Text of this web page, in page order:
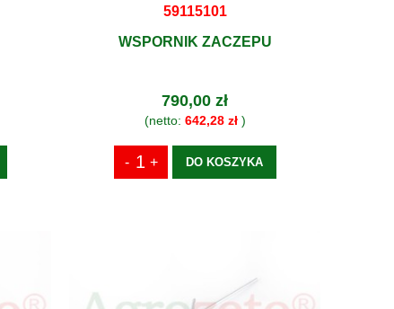
59115101
WSPORNIK ZACZEPU
790,00 zł
(netto: 642,28 zł)
DO KOSZYKA